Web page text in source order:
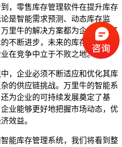
，零售库存管理软件在提升库存
是智能需求预测、动态库存监
里牛的解决方案都为企业提供了
不断进步，未来的库存管理将更
在竞争中立于不败之地。
，企业必须不断适应和优化其库
的供应链挑战。万里牛的智能系
为企业的可持续发展奠定了基
业能够更好地把握市场动态，优
效益。
能库存管理系统，我们将看到整